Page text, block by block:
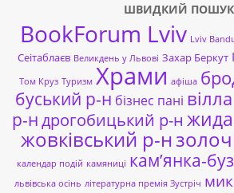
ШВИДКИЙ ПОШУК
BookForum Lviv Lviv
Сеітаблаєв Великдень у Львові Захар Беркут
Том Круз Туризм Храми афіша
буський р-н бізнес пані вілла
р-ндрогобицький р-н
жовківський р-н
календар подій камяниці кам’янка-
львівська осінь літературна премія Зустріч